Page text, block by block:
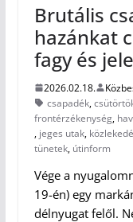
Brutális
hazánkat
fagy és
2026.02.18.
csapadék,
frontérzékenység,
, jeges utak,
tünetek, útinform
Vége a
19-én) egy
délnyugat felől.